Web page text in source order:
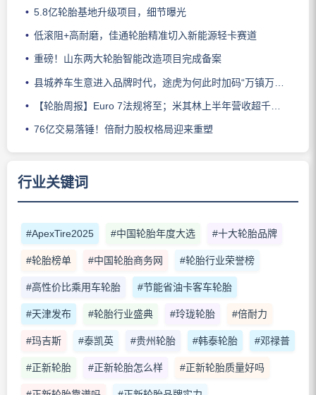
5.8亿轮胎基地升级项目，细节曝光
低滚阻+高耐磨，佳通轮胎精准切入新能源轻卡赛道
重磅！山东两大轮胎智能改造项目完成备案
县城养车生意进入品牌时代，途虎为何此时加码“万镇万店”？
【轮胎周报】Euro 7法规将至；米其林上半年营收超千亿；倍耐力上半年盈利稳增；龙星炭黑斩获欧洲近万吨订单
76亿交易落锤！倍耐力股权格局迎来重塑
行业关键词
#ApexTire2025 #中国轮胎年度大选 #十大轮胎品牌
#轮胎榜单 #中国轮胎商务网 #轮胎行业荣誉榜
#高性价比乘用车轮胎 #节能省油卡客车轮胎
#天津发布 #轮胎行业盛典 #玲珑轮胎 #倍耐力
#玛吉斯 #泰凯英 #贵州轮胎 #韩泰轮胎 #邓禄普
#正新轮胎 #正新轮胎怎么样 #正新轮胎质量好吗